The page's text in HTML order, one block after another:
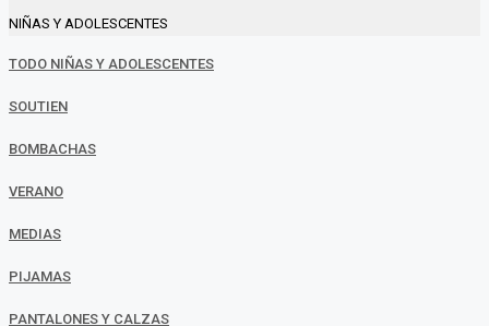
NIÑAS Y ADOLESCENTES
TODO NIÑAS Y ADOLESCENTES
SOUTIEN
BOMBACHAS
VERANO
MEDIAS
PIJAMAS
PANTALONES Y CALZAS